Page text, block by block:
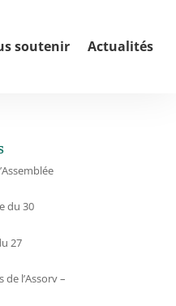
soutenir Actualités
du 30
27
l’Assorv –